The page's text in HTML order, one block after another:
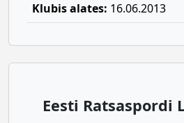
Klubis alates: 16.06.2013
Eesti Ratsaspordi